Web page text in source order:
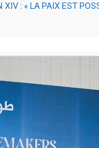
XIV : « LA PAIX EST